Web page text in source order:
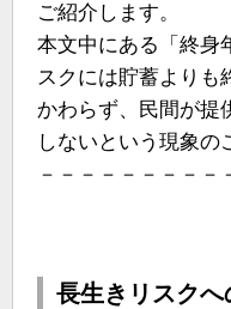
ご紹介します。
本文中にある「終身
スクには貯蓄よりも
かわらず、民間が提
しないという現象の
－－－－－－－－－
長生きリスクへ